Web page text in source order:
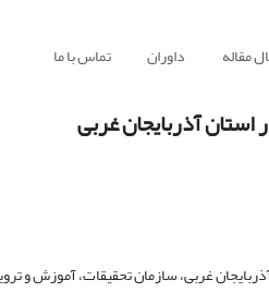
مقاله داوران تماس با ما
غربی، سازمان تحقیقات، آموزش و